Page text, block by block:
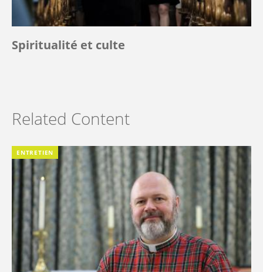
Spiritualité et culte
Related Content
ENTRETIEN